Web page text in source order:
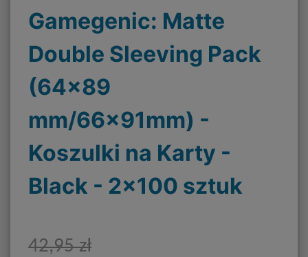
Gamegenic: Matte
Double Sleeving Pack
(64x89
mm/66x91mm) -
Koszulki na Karty -
Black - 2x100 sztuk
42,95 zł